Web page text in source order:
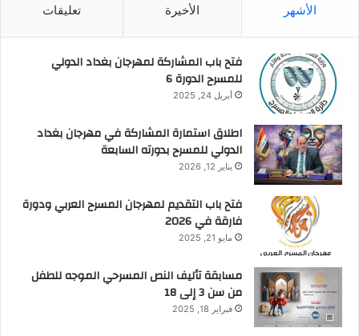
الأشهر الأخيرة تعليقات
فتح باب المشاركة لمهرجان بغداد الدولي
للمسرح الدورة 6
أبريل 24, 2025
اطلاق استمارة المشاركة في مهرجان بغداد
الدولي للمسرح بدورته السابعة
يناير 12, 2026
فتح باب التقديم لمهرجان المسرح العربي ودورة
فارقة في 2026
مايو 21, 2025
مسابقة تأليف النص المسرحي الموجه للطفل
من سن 3 إلى 18
فبراير 18, 2025